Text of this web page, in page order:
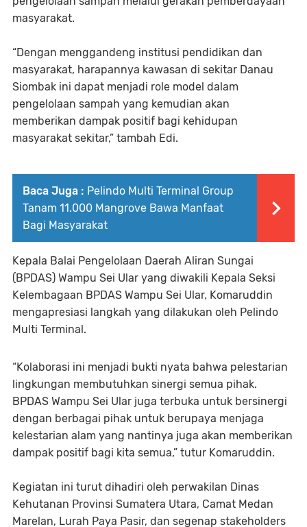
masyarakat.
“Dengan menggandeng institusi pendidikan dan
masyarakat, harapannya kawasan di sekitar Danau
Siombak ini dapat menjadi role model dalam
pengelolaan sampah yang kemudian akan
memberikan dampak positif bagi kehidupan
masyarakat sekitar,” tambah Edi.
Baca Juga : Pelindo Multi Terminal Group
Tanam 11.000 Mangrove Bawa Manfaat
Bagi Masyarakat
Kepala Balai Pengelolaan Daerah Aliran Sungai
(BPDAS) Wampu Sei Ular yang diwakili Kepala Seksi
Kelembagaan BPDAS Wampu Sei Ular, Komaruddin
mengapresiasi langkah yang dilakukan oleh Pelindo
Multi Terminal.
“Kolaborasi ini menjadi bukti nyata bahwa pelestarian
lingkungan membutuhkan sinergi semua pihak.
BPDAS Wampu Sei Ular juga terbuka untuk bersinergi
dengan berbagai pihak untuk berupaya menjaga
kelestarian alam yang nantinya juga akan memberikan
dampak positif bagi kita semua,” tutur Komaruddin.
Kegiatan ini turut dihadiri oleh perwakilan Dinas
Kehutanan Provinsi Sumatera Utara, Camat Medan
Marelan, Lurah Paya Pasir, dan segenap stakeholders